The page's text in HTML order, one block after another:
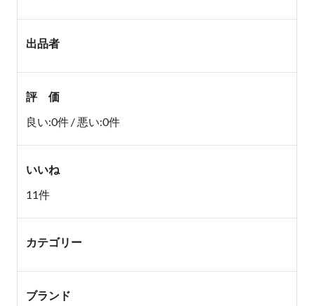
出品者
評 価
良い:0件 / 悪い:0件
いいね
11件
カテゴリー
ブランド